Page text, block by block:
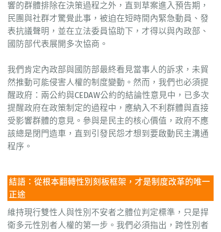
響的群體排除在決策過程之外，直到草案進入預告期，
民團與社群才驚覺此事，被迫在短時間內緊急動員、發
表抗議聲明，並在立法委員協助下，才得以與內政部、
國防部代表展開多次協商。
我們肯定內政部與國防部最終看見當事人的訴求，未貿
然推動可能侵害人權的制度變動。然而，我們也必須提
醒政府：兩公約與CEDAW公約的結論性意見中，已多次
提醒政府在政策制定的過程中，應納入不利群體與直接
受影響群體的意見。參與是民主的核心價值，政府不應
該總是閉門造車，直到引發民怨才想到要啟動民主溝通
程序。
結語：從根本翻轉性別刻板框架，才是制度改革的唯一
正途
維持現行雙性人與性別不安者之體位判定標準，只是捍
衛多元性別者人權的第一步。我們必須指出，跨性別者